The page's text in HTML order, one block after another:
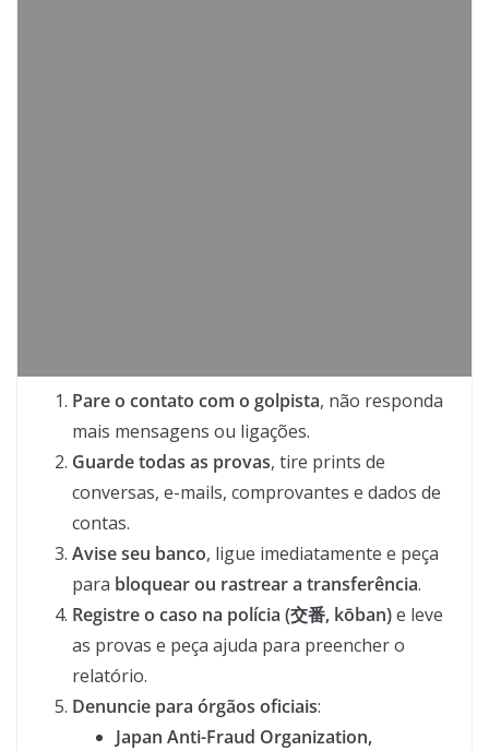
Pare o contato com o golpista, não responda
mais mensagens ou ligações.
Guarde todas as provas, tire prints de
conversas, e-mails, comprovantes e dados de
contas.
Avise seu banco, ligue imediatamente e peça
para bloquear ou rastrear a transferência.
Registre o caso na polícia (交番, kōban)e leve
as provas e peça ajuda para preencher o
relatório.
Denuncie para órgãos oficiais:
Japan Anti-Fraud Organization,